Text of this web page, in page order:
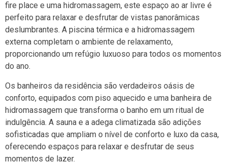
fire place e uma hidromassagem, este espaço ao ar livre é
perfeito para relaxar e desfrutar de vistas panorâmicas
deslumbrantes. A piscina térmica e a hidromassagem
externa completam o ambiente de relaxamento,
proporcionando um refúgio luxuoso para todos os momentos
do ano.
Os banheiros da residência são verdadeiros oásis de
conforto, equipados com piso aquecido e uma banheira de
hidromassagem que transforma o banho em um ritual de
indulgência. A sauna e a adega climatizada são adições
sofisticadas que ampliam o nível de conforto e luxo da casa,
oferecendo espaços para relaxar e desfrutar de seus
momentos de lazer.